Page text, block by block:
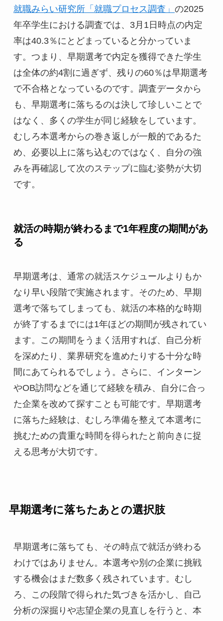
就職みらい研究所「就職プロセス調査」 の2025
年卒学生における調査では、3月1日時点の内定
率は40.3％にとどまっていると分かっていま
す。つまり、早期選考で内定を獲得できた学生
は全体の約4割に過ぎず、残りの60％は早期選考
で不合格となっているのです。調査データから
も、早期選考に落ちるのは決して珍しいことで
はなく、多くの学生が同じ経験をしています。
むしろ本選考からの巻き返しが一般的であるた
め、必要以上に落ち込むのではなく、自分の強
みを再確認して次のステップに臨む姿勢が大切
です。
就活の時期が終わるまで1年程度の期間があ
る
早期選考は、通常の就活スケジュールよりもか
なり早い段階で実施されます。そのため、早期
選考で落ちてしまっても、就活の本格的な時期
が終了するまでには1年ほどの期間が残されてい
ます。この期間をうまく活用すれば、自己分析
を深めたり、業界研究を進めたりする十分な時
間にあてられるでしょう。さらに、インターン
やOB訪問などを通じて経験を積み、自分に合っ
た企業を改めて探すことも可能です。早期選考
に落ちた経験は、むしろ準備を整えて本選考に
挑むための貴重な時間を得られたと前向きに捉
える思考が大切です。
早期選考に落ちたあとの選択肢
早期選考に落ちても、その時点で就活が終わる
わけではありません。本選考や別の企業に挑戦
する機会はまだ数多く残されています。むし
ろ、この段階で得られた気づきを活かし、自己
分析の深掘りや志望企業の見直しを行うと、本